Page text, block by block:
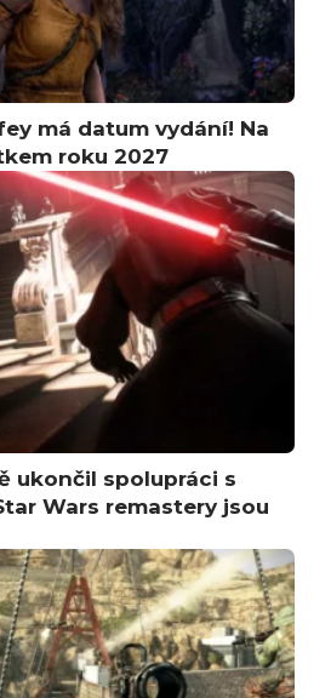
má datum vydání! Na
roku 2027
ukončil spolupráci s
Wars remastery jsou